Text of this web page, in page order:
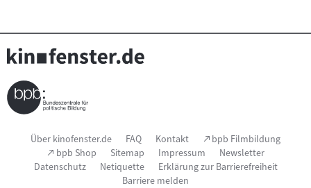
Seitenfußnavigation
Über kinofenster.de FAQ Kontakt (Link
öffnet
im
neuen
bpb Filmbildung
(Link
öffnet
im
bpb Shop Sitemap Impressum
Newsletter
Datenschutz
Netiquette
Erklärung zur Barrierefreiheit
Barriere melden